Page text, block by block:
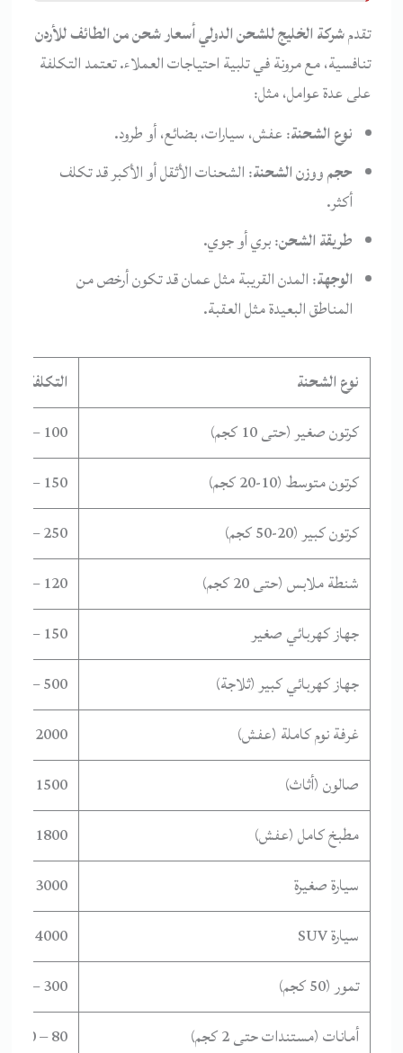
تقدمشركة الخليج للشحن الدوليأسعار شحن من الطائف للأردن
تنافسية، مع مرونة في تلبية احتياجات العملاء. تعتمد التكلفة
على عدة عوامل، مثل:
نوع الشحنة: عفش، سيارات، بضائع، أو طرود.
حجم ووزن الشحنة: الشحنات الأثقل أو الأكبر قد تكلف
أكثر.
طريقة الشحن: بري أو جوي.
الوجهة: المدن القريبة مثل عمان قد تكون أرخص من
المناطق البعيدة مثل العقبة.
نوع الشحنة
التكلفة
كرتون صغير (حتى 10 كجم)
100 – 150
كرتون متوسط (10-20 كجم)
150 – 250
كرتون كبير (20-50 كجم)
250 – 400
شنطة ملابس (حتى 20 كجم)
120 – 200
جهاز كهربائي صغير
150 – 300
جهاز كهربائي كبير (ثلاجة)
500 – 800
غرفة نوم كاملة (عفش)
2000 – 3500
صالون (أثاث)
1500 – 2500
مطبخ كامل (عفش)
1800 – 3000
سيارة صغيرة
3000 – 4500
سيارة SUV
4000 – 6000
تمور (50 كجم)
300 – 500
أمانات (مستندات حتى 2 كجم)
80 – 120